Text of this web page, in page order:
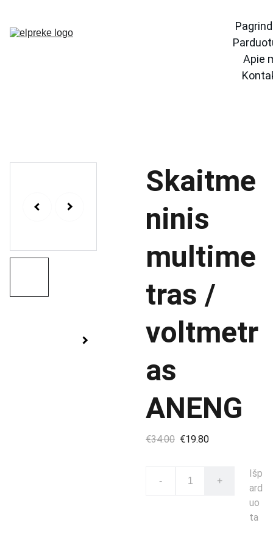
Apie
Skaitme
ninis
multime
tras /
voltmetr
as
ANENG
€34.00 €19.80
- +
Išp
ard
uo
ta